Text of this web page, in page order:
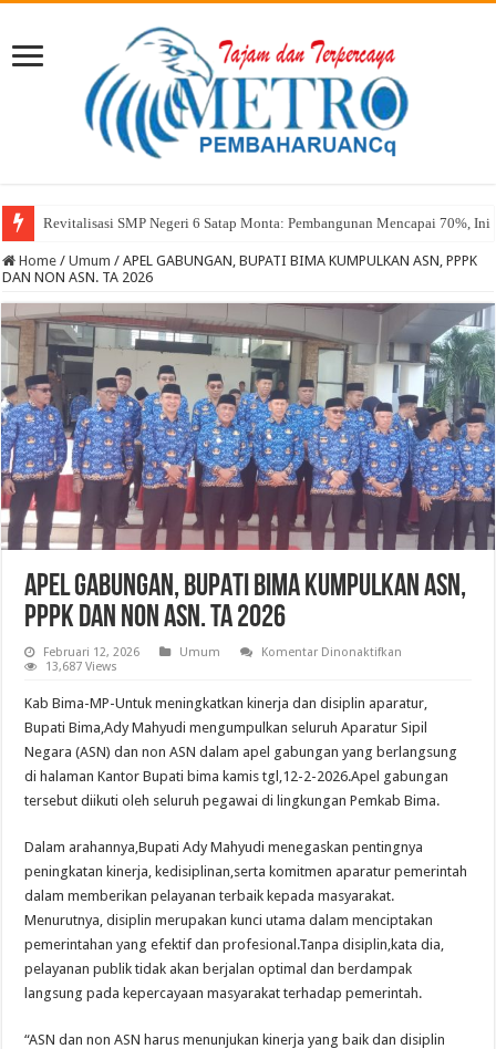
Revitalisasi SMP Negeri 6 Satap Monta: Pembangunan Mencapai 70%,
Sekda Abul: Pelantikan adalah Pengakuan Kompetensi
Home / Umum / APEL GABUNGAN, BUPATI BIMA KUMPULKAN ASN, PPPK
DAN NON ASN. TA 2026
APEL GABUNGAN, BUPATI BIMA KUMPULKAN ASN,
PPPK DAN NON ASN. TA 2026
Februari 12, 2026 Umum Komentar Dinonaktifkan
BIMA
KUMPULKAN
ASN,
PPPK
NON
ASN.
TA
13,687 Views
Kab Bima-MP-Untuk meningkatkan kinerja dan disiplin aparatur,
Bupati Bima,Ady Mahyudi mengumpulkan seluruh Aparatur Sipil
Negara (ASN) dan non ASN dalam apel gabungan yang berlangsung
di halaman Kantor Bupati bima kamis tgl,12-2-2026.Apel gabungan
tersebut diikuti oleh seluruh pegawai di lingkungan Pemkab Bima.
Dalam arahannya,Bupati Ady Mahyudi menegaskan pentingnya
peningkatan kinerja, kedisiplinan,serta komitmen aparatur pemerintah
dalam memberikan pelayanan terbaik kepada masyarakat.
Menurutnya, disiplin merupakan kunci utama dalam menciptakan
pemerintahan yang efektif dan profesional.Tanpa disiplin,kata dia,
pelayanan publik tidak akan berjalan optimal dan berdampak
langsung pada kepercayaan masyarakat terhadap pemerintah.
“ASN dan non ASN harus menunjukan kinerja yang baik dan disiplin